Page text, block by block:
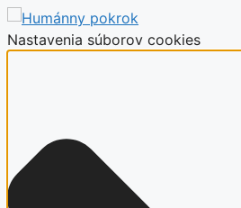
Nastavenia súborov cookies